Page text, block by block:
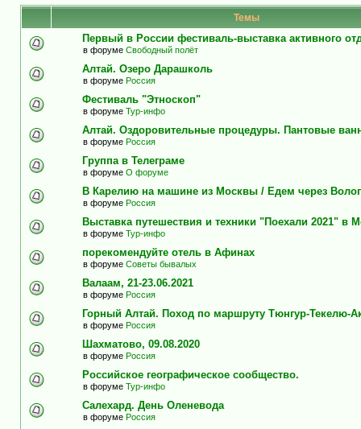
Темы
Первый в России фестиваль-выставка активного
в форуме Свободный полёт
Алтай. Озеро Дарашколь
в форуме Россия
Фестиваль "Этноскоп"
в форуме Тур-инфо
Алтай. Оздоровительные процедуры. Пантовые
в форуме Россия
Группа в Телеграме
в форуме О форуме
В Карелию на машине из Москвы / Едем через
в форуме Россия
Выставка путешествия и техники "Поехали 2021" в
в форуме Тур-инфо
порекомендуйте отель в Афинах
в форуме Советы бывалых
Валаам, 21-23.06.2021
в форуме Россия
Горный Алтай. Поход по маршруту Тюнгур-Текелю-
в форуме Россия
Шахматово, 09.08.2020
в форуме Россия
Российское географическое сообщество.
в форуме Тур-инфо
Салехард. День Оленевода
в форуме Россия